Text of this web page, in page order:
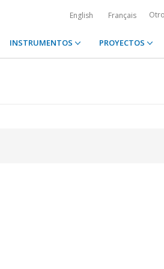
English Français
INSTRUMENTOS PROYECTOS